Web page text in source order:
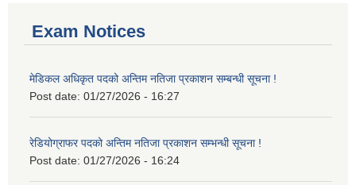
Exam Notices
मेडिकल अधिकृत पदको अन्तिम नतिजा प्रकाशन सम्बन्धी सूचना !
Post date: 01/27/2026 - 16:27
रेडियोग्राफर पदको अन्तिम नतिजा प्रकाशन सम्भन्धी सूचना !
Post date: 01/27/2026 - 16:24